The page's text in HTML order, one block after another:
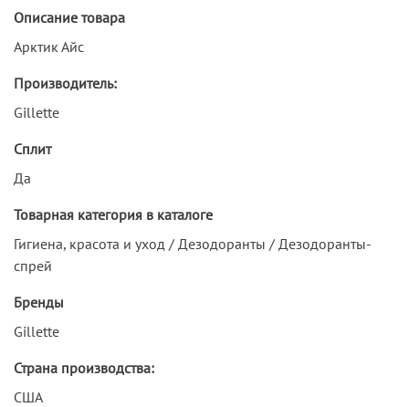
Описание товара
Арктик Айс
Производитель:
Gillette
Сплит
Да
Товарная категория в каталоге
Гигиена, красота и уход / Дезодоранты / Дезодоранты-
спрей
Бренды
Gillette
Страна производства:
США